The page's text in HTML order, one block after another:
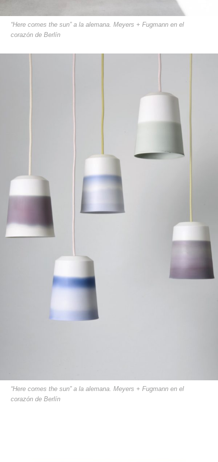
“Here comes the sun” a la alemana. Meyers + Fugmann en el
corazón de Berlín
“Here comes the sun” a la alemana. Meyers + Fugmann en el
corazón de Berlín